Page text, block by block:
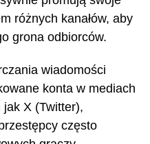
różnych kanałów, aby
grona odbiorców.
wiadomości
konta w mediach
jak X (Twitter),
często